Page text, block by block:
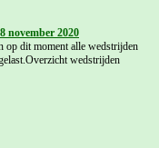
november 2020
op dit moment alle wedstrijden
wedstrijden